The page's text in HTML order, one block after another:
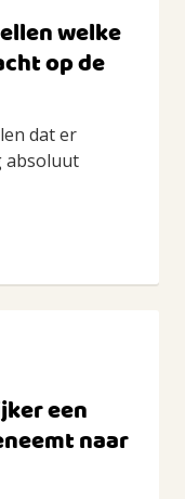
welke
op de
dat er
absoluut
een
naar